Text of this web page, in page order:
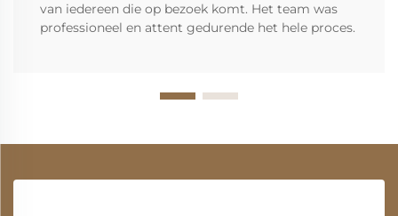
van iedereen die op bezoek komt. Het team was
professioneel en attent gedurende het hele proces.